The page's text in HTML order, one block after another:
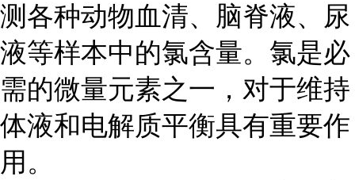
测各种动物血清、脑脊液、尿
液等样本中的氯含量。氯是必
需的微量元素之一，对于维持
体液和电解质平衡具有重要作
用。